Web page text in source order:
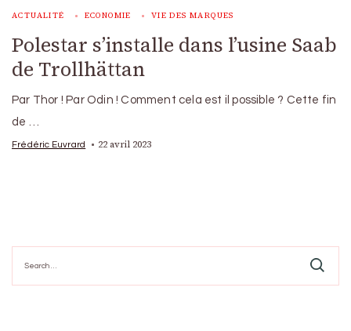
ACTUALITÉ ECONOMIE VIE DES MARQUES
Polestar s’installe dans l’usine Saab
de Trollhättan
Par Thor ! Par Odin ! Comment cela est il possible ? Cette fin
de …
Frédéric Euvrard 22 avril 2023
for: